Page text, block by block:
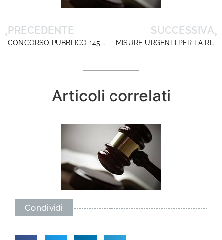
PRECEDENTE
CONCORSO PUBBLICO 145 DIRIGENTI TECNICI- PRESELETTIVA 3 OTTOBRE 2025
SUCCESSIVA
MISURE URGENTI PER LA RIFORMA DELL’ESAME DI STATO DEL SECONDO CICLO DI ISTRUZIONE E PER IL REGOLARE AVVIO DELL’ANNO SCOLASTICO 2025/2026. IL COMMENTO DIRIGENTISCUOLA
Articoli correlati
Condividi